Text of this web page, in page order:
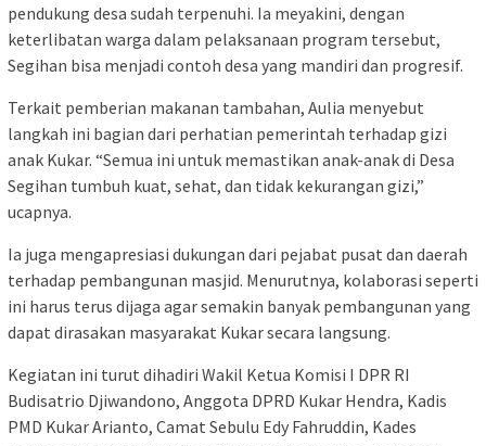
pendukung desa sudah terpenuhi. Ia meyakini, dengan
keterlibatan warga dalam pelaksanaan program tersebut,
Segihan bisa menjadi contoh desa yang mandiri dan progresif.
Terkait pemberian makanan tambahan, Aulia menyebut
langkah ini bagian dari perhatian pemerintah terhadap gizi
anak Kukar. “Semua ini untuk memastikan anak-anak di Desa
Segihan tumbuh kuat, sehat, dan tidak kekurangan gizi,”
ucapnya.
Ia juga mengapresiasi dukungan dari pejabat pusat dan daerah
terhadap pembangunan masjid. Menurutnya, kolaborasi seperti
ini harus terus dijaga agar semakin banyak pembangunan yang
dapat dirasakan masyarakat Kukar secara langsung.
Kegiatan ini turut dihadiri Wakil Ketua Komisi I DPR RI
Budisatrio Djiwandono, Anggota DPRD Kukar Hendra, Kadis
PMD Kukar Arianto, Camat Sebulu Edy Fahruddin, Kades